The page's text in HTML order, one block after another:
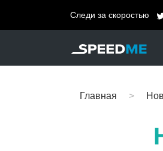
Следи за скоростью
Главная